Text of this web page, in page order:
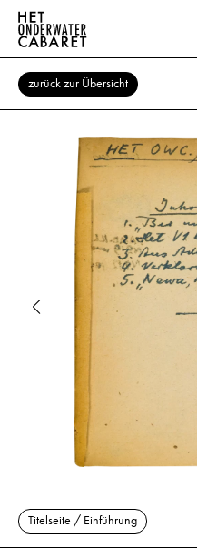
zurück zur Übersicht
Titelseite / Einführung